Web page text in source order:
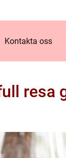
Kontakta oss
resa